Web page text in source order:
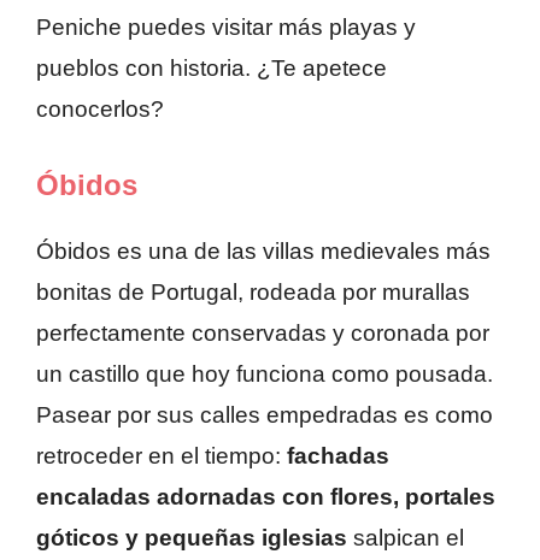
Peniche puedes visitar más playas y
pueblos con historia. ¿Te apetece
conocerlos?
Óbidos
Óbidos es una de las villas medievales más
bonitas de Portugal, rodeada por murallas
perfectamente conservadas y coronada por
un castillo que hoy funciona como pousada.
Pasear por sus calles empedradas es como
retroceder en el tiempo: fachadas
encaladas adornadas con flores, portales
góticos y pequeñas iglesias salpican el